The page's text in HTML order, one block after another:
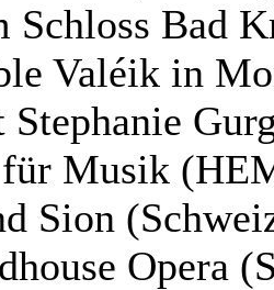
Schloss Bad
Valéik in
Stephanie
Musik
Sion
Opera